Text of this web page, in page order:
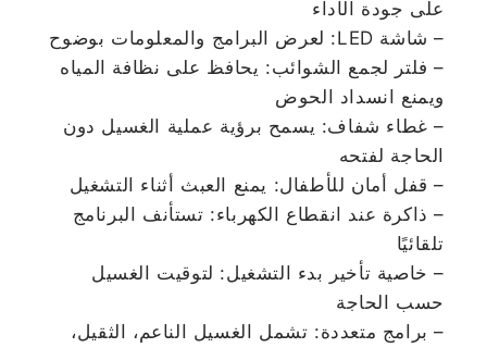
على جودة الأداء
– شاشة LED: لعرض البرامج والمعلومات بوضوح
– فلتر لجمع الشوائب: يحافظ على نظافة المياه
ويمنع انسداد الحوض
– غطاء شفاف: يسمح برؤية عملية الغسيل دون
الحاجة لفتحه
– قفل أمان للأطفال: يمنع العبث أثناء التشغيل
– ذاكرة عند انقطاع الكهرباء: تستأنف البرنامج
تلقائيًا
– خاصية تأخير بدء التشغيل: لتوقيت الغسيل
حسب الحاجة
– برامج متعددة: تشمل الغسيل الناعم، الثقيل،